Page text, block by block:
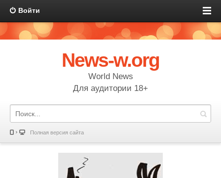
Войти
News-w.org
World News
Для аудитории 18+
Полная версия сайта